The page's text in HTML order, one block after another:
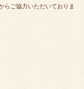
らご協力いただいておりま